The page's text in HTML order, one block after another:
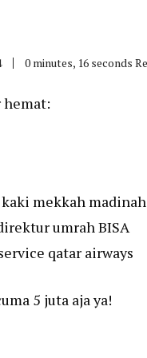
0 minutes, 16 seconds
hemat:
mekkah madinah
umrah BISA
qatar airways
5 juta aja ya!